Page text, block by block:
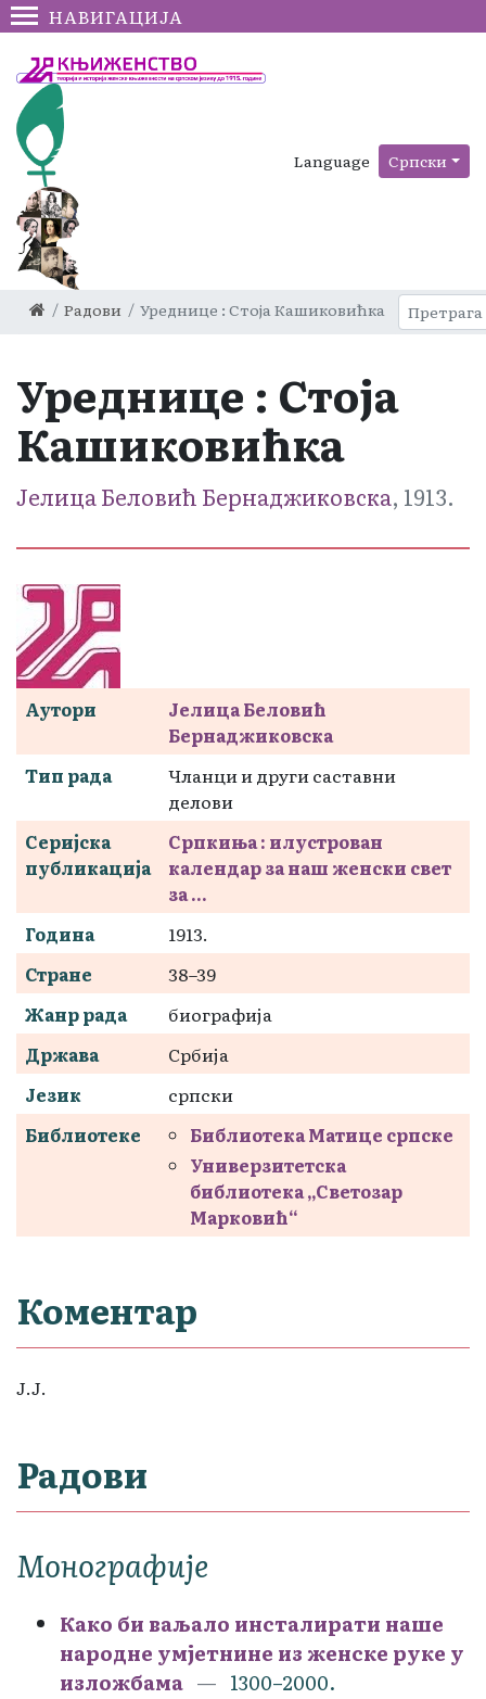
НАВИГАЦИЈА
Language Српски
Радови Уреднице : Стоја Кашиковићка
Уреднице : Стоја
Кашиковићка
Јелица Беловић Бернаджиковска, 1913.
Аутори
Јелица Беловић
Бернаджиковска
Тип рада
Чланци и други саставни
делови
Серијска
публикација
Српкиња : илустрован
календар за наш женски свет
за ...
Година
1913.
Стране
38–39
Жанр рада
биографија
Држава
Србија
Језик
српски
Библиотеке
Библиотека Матице српске
Универзитетска
библиотека „Светозар
Марковић“
Коментар
Ј.Ј.
Радови
Монографије
Како би ваљало инсталирати наше
народне умјетнине из женске руке у
изложбама
1300–2000.